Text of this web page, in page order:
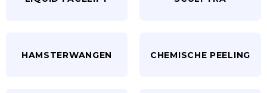
HAMSTERWANGEN CHEMISCHE PEELING